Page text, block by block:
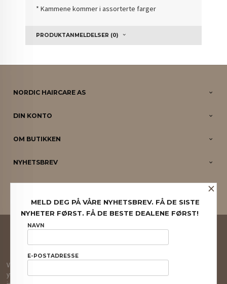
* Kammene kommer i assorterte farger
PRODUKTANMELDELSER (0)
NORDIC HAIRCARE AS
DIN KONTO
OM BUTIKKEN
NYHETSBREV
PARTNERE
FRAKT
NYHETSBREV
Vår nettbutikk bruker cookies slik at du får en bedre kjøpsopplevelse og vi kan
yte deg bedre service. Vi bruker cookies hovedsaklig til å lagre
×
MELD DEG PÅ VÅRE NYHETSBREV. FÅ DE SISTE
NYHETER FØRST. FÅ DE BESTE DEALENE FØRST!
NAVN
E-POSTADRESSE